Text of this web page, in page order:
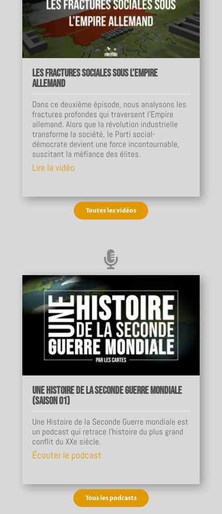
Les fractures sociales sous l’Empire
allemand
Dans ce deuxième épisode, nous analysons les
fractures profondes qui traversent l’Empire
allemand. Alors que la révolution industrielle
transforme la société, le Parti social-
démocrate devient une force incontournable,
suscitant la méfiance des élites.
Lire la vidéo
Toutes les vidéos

Une Histoire de la Seconde Guerre mondiale
(Saison 01)
Une Histoire de la Seconde Guerre mondiale est
un podcast qui retrace l'histoire du plus grand
conflit du XXe siècle.
Écouter le podcast
Tous les podcasts